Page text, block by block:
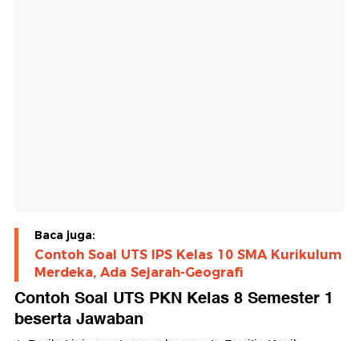
Baca juga:
Contoh Soal UTS IPS Kelas 10 SMA Kurikulum
Merdeka, Ada Sejarah-Geografi
Contoh Soal UTS PKN Kelas 8 Semester 1
beserta Jawaban